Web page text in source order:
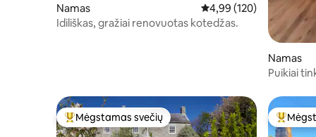
Namas Vidutinis įvertinimas:
4,99 (120)
Idiliškas, gražiai renovuotas kotedžas.
Namas
Puikiai
Svečių mėgstamiausias
Mėgstamas svečių Svečių